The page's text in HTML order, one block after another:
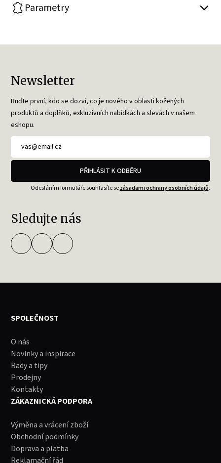
Parametry
Newsletter
Buďte první, kdo se dozví, co je nového v oblasti kožených
produktů a doplňků, exkluzivních nabídkách a slevách v našem
eshopu.
PŘIHLÁSIT K ODBĚRU
Odesláním formuláře souhlasíte sezásadami ochrany osobních údajů.
Sledujte nás
SPOLEČNOST
O nás
Novinky a inspirace
Rady a tipy
Prodejny
Kontakty
ZÁKAZNICKÁ PODPORA
Výměna a vrácení zboží
Obchodní podmínky
Doprava a platba
Reklamační řád